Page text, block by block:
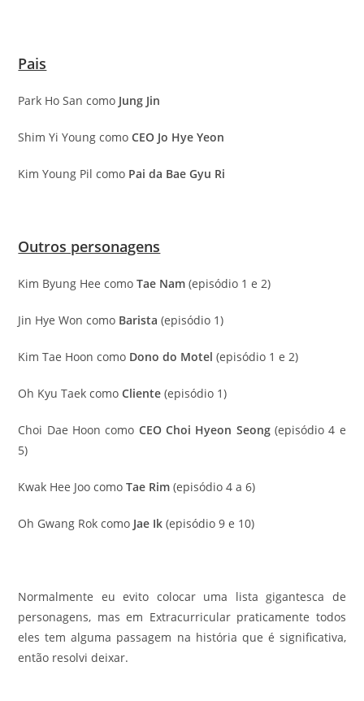
Pais
Park Ho San como Jung Jin
Shim Yi Young comoCEO Jo Hye Yeon
Kim Young Pil como Pai da Bae Gyu Ri
Outros personagens
Kim Byung Hee comoTae Nam (episódio 1 e 2)
Jin Hye Won como Barista (episódio 1)
Kim Tae Hoon como Dono do Motel (episódio 1 e 2)
Oh Kyu Taek comoCliente (episódio 1)
Choi Dae Hoon como CEO Choi Hyeon Seong(episódio 4 e
5)
Kwak Hee Joo como Tae Rim (episódio 4 a 6)
Oh Gwang Rok como Jae Ik (episódio 9 e 10)
Normalmente eu evito colocar uma lista gigantesca de
personagens, mas em Extracurricular praticamente todos
eles tem alguma passagem na história que é significativa,
então resolvi deixar.